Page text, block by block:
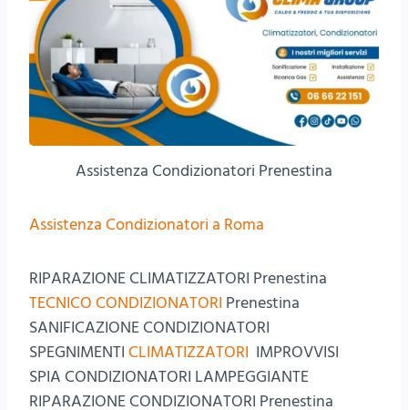
Assistenza Condizionatori Prenestina
Assistenza Condizionatori a Roma
RIPARAZIONE CLIMATIZZATORI Prenestina
TECNICO CONDIZIONATORI Prenestina
SANIFICAZIONE CONDIZIONATORI
SPEGNIMENTI CLIMATIZZATORI IMPROVVISI
SPIA CONDIZIONATORI LAMPEGGIANTE
RIPARAZIONE CONDIZIONATORI Prenestina